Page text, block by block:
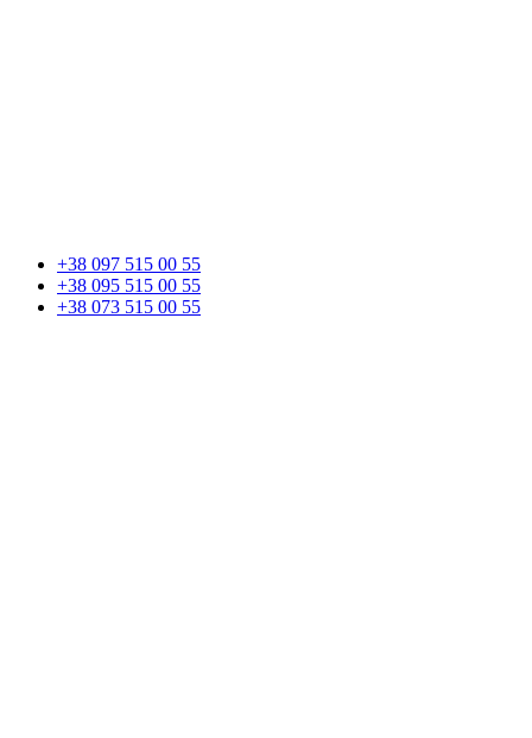
+38 097 515 00 55
+38 095 515 00 55
+38 073 515 00 55